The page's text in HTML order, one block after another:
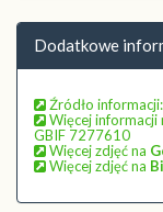
Dodatkowe
Źródło informacji:
Więcej informacji
GBIF 7277610
Więcej zdjęć na
Więcej zdjęć na